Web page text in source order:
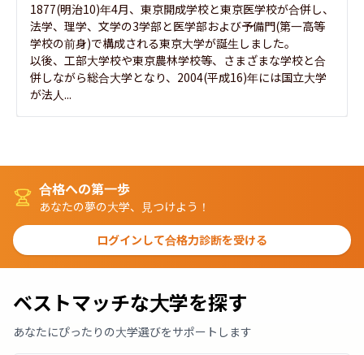
1877(明治10)年4月、東京開成学校と東京医学校が合併し、
法学、理学、文学の3学部と医学部および予備門(第一高等
学校の前身)で構成される東京大学が誕生しました。
以後、工部大学校や東京農林学校等、さまざまな学校と合
併しながら総合大学となり、2004(平成16)年には国立大学
が法人...
合格への第一歩
あなたの夢の大学、見つけよう！
ログインして合格力診断を受ける
ベストマッチな大学を探す
あなたにぴったりの大学選びをサポートします